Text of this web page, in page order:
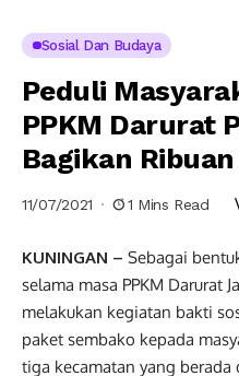
Sosial Dan Budaya
Peduli
PPKM Darurat
Bagikan
11/07/2021 1 Mins Read
KUNINGAN – Sebagai
selama masa PPKM Darurat
melakukan kegiatan bakti
paket sembako kepada
tiga kecamatan yang berada